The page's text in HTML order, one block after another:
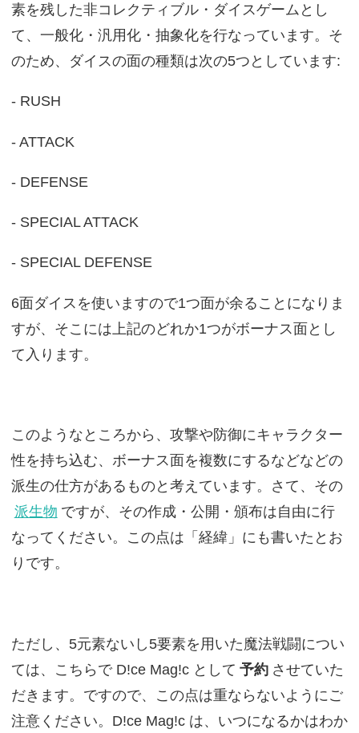
素を残した非コレクティブル・ダイスゲームとし
て、一般化・汎用化・抽象化を行なっています。そ
のため、ダイスの面の種類は次の5つとしています:
- RUSH
- ATTACK
- DEFENSE
- SPECIAL ATTACK
- SPECIAL DEFENSE
6面ダイスを使いますので1つ面が余ることになりま
すが、そこには上記のどれか1つがボーナス面とし
て入ります。
このようなところから、攻撃や防御にキャラクター
性を持ち込む、ボーナス面を複数にするなどなどの
派生の仕方があるものと考えています。さて、その
派生物 ですが、その作成・公開・頒布は自由に行
なってください。この点は「経緯」にも書いたとお
りです。
ただし、5元素ないし5要素を用いた魔法戦闘につい
ては、こちらで D!ce Mag!c として 予約 させていた
だきます。ですので、この点は重ならないようにご
注意ください。D!ce Mag!c は、いつになるかはわか